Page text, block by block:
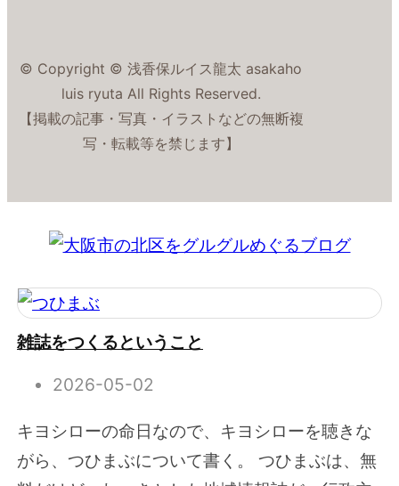
© Copyright © 浅香保ルイス龍太 asakaho
luis ryuta All Rights Reserved.
【掲載の記事・写真・イラストなどの無断複
写・転載等を禁じます】
雑誌をつくるということ
2026-05-02
キヨシローの命日なので、キヨシローを聴きな
がら、つひまぶについて書く。 つひまぶは、無